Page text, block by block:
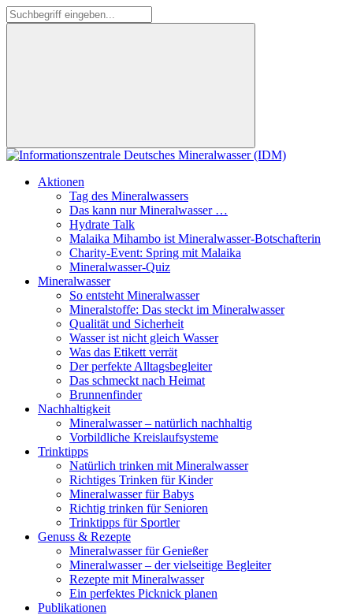
Aktionen
Tag des Mineralwassers
Das kann nur Mineralwasser …
Hydrate Talk
Malaika Mihambo ist Mineralwasser-Botschafterin
Charity-Event: Spring mit Malaika
Mineralwasser-Quiz
Mineralwasser
So entsteht Mineralwasser
Mineralstoffe: Das steckt im Mineralwasser
Qualität und Sicherheit
Wasser ist nicht gleich Wasser
Was das Etikett verrät
Der perfekte Alltagsbegleiter
Das schmeckt nach Heimat
Brunnenfinder
Nachhaltigkeit
Mineralwasser – natürlich nachhaltig
Vorbildliche Kreislaufsysteme
Trinktipps
Natürlich trinken mit Mineralwasser
Richtiges Trinken für Kinder
Mineralwasser für Babys
Richtig trinken für Senioren
Trinktipps für Sportler
Genuss & Rezepte
Mineralwasser für Genießer
Mineralwasser – der vielseitige Begleiter
Rezepte mit Mineralwasser
Ein perfektes Picknick planen
Publikationen